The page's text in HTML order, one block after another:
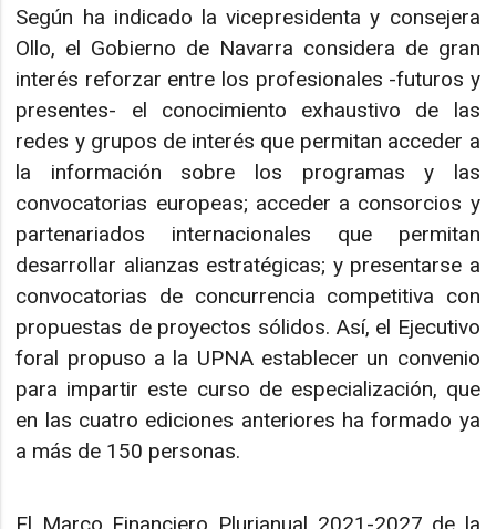
Según ha indicado la vicepresidenta y consejera
Ollo, el Gobierno de Navarra considera de gran
interés reforzar entre los profesionales -futuros y
presentes- el conocimiento exhaustivo de las
redes y grupos de interés que permitan acceder a
la información sobre los programas y las
convocatorias europeas; acceder a consorcios y
partenariados internacionales que permitan
desarrollar alianzas estratégicas; y presentarse a
convocatorias de concurrencia competitiva con
propuestas de proyectos sólidos. Así, el Ejecutivo
foral propuso a la UPNA establecer un convenio
para impartir este curso de especialización, que
en las cuatro ediciones anteriores ha formado ya
a más de 150 personas.